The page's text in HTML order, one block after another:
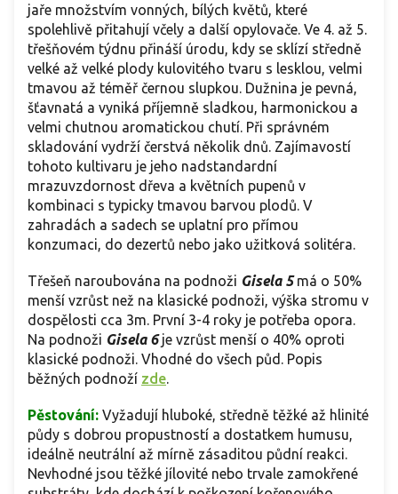
jaře množstvím vonných, bílých květů, které
spolehlivě přitahují včely a další opylovače. Ve 4. až 5.
třešňovém týdnu přináší úrodu, kdy se sklízí středně
velké až velké plody kulovitého tvaru s lesklou, velmi
tmavou až téměř černou slupkou. Dužnina je pevná,
šťavnatá a vyniká příjemně sladkou, harmonickou a
velmi chutnou aromatickou chutí. Při správném
skladování vydrží čerstvá několik dnů. Zajímavostí
tohoto kultivaru je jeho nadstandardní
mrazuvzdornost dřeva a květních pupenů v
kombinaci s typicky tmavou barvou plodů. V
zahradách a sadech se uplatní pro přímou
konzumaci, do dezertů nebo jako užitková solitéra.
Třešeň naroubována na podnoži Gisela 5má o 50%
menší vzrůst než na klasické podnoži, výška stromu v
dospělosti cca 3m. První 3-4 roky je potřeba opora.
Na podnoži Gisela 6je vzrůst menší o 40% oproti
klasické podnoži. Vhodné do všech půd. Popis
běžných podnoží zde.
Pěstování: Vyžadují hluboké, středně těžké až hlinité
půdy s dobrou propustností a dostatkem humusu,
ideálně neutrální až mírně zásaditou půdní reakci.
Nevhodné jsou těžké jílovité nebo trvale zamokřené